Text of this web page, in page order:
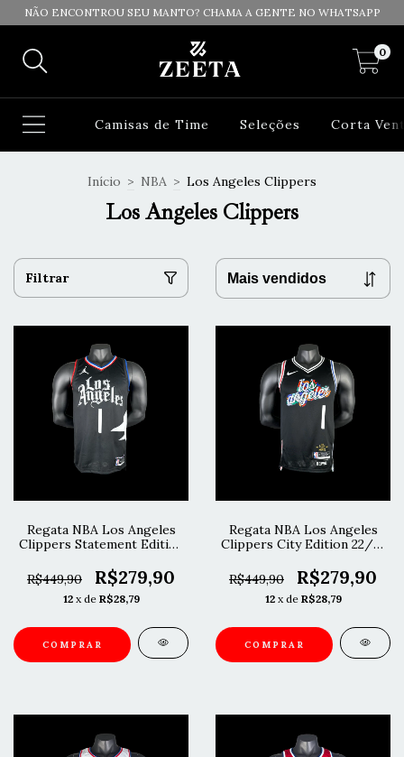
NÃO ENCONTROU SEU MANTO? CHAMA A GENTE NO WHATSAPP
0
Camisas de Time Seleções Corta
Início > NBA > Los Angeles Clippers
Los Angeles Clippers
Filtrar
Regata NBA Los Angeles
Clippers Statement Edition
R$449,90
R$279,90
12 x de R$28,79
COMPRAR
Regata NBA Los Angeles
Clippers City Edition 22/23
R$449,90
R$279,90
12 x de R$28,79
COMPRAR